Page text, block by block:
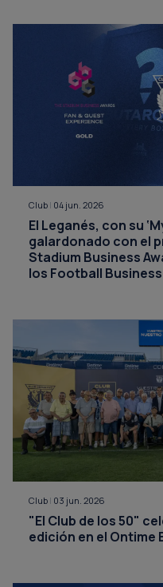
Club | 04 jun. 2026
El Leganés, con su
galardonado con el
Stadium Business
los Football
Club | 03 jun. 2026
"El Club de los 50"
edición en el Ontime